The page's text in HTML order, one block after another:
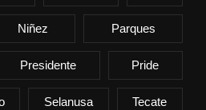
Niñez Parques
Presidente Pride
Selanusa Tecate